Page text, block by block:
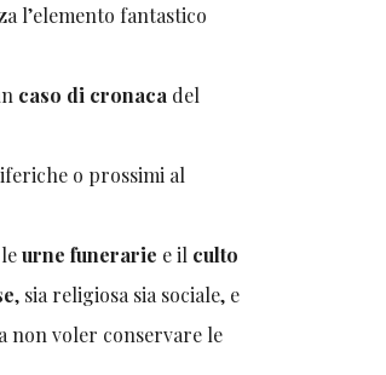
l’elemento fantastico
caso di cronaca del
o prossimi al
leurne funerarie e il culto
, sia religiosa sia sociale, e
non voler conservare le